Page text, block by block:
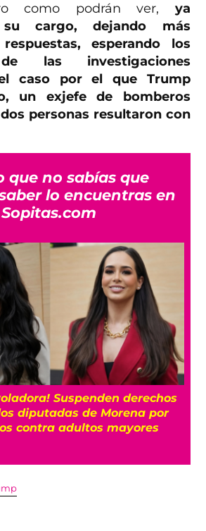
como podrán ver, ya
cargo, dejando más
esperando los
las investigaciones
caso por el que Trump
un exjefe de bomberos
personas resultaron con
que no sabías que
lo encuentras en
Sopitas.com
Suspenden derechos
diputadas de Morena por
contra adultos mayores